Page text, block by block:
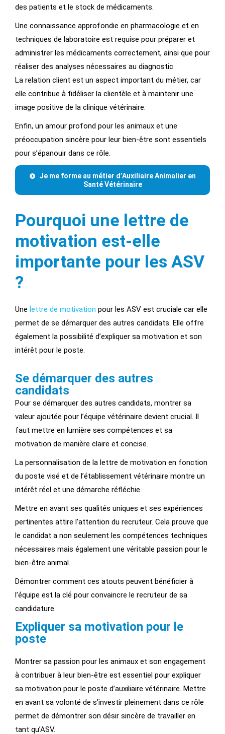
des patients et le stock de médicaments.
Une connaissance approfondie en pharmacologie et en
techniques de laboratoire est requise pour préparer et
administrer les médicaments correctement, ainsi que pour
réaliser des analyses nécessaires au diagnostic.
La relation client est un aspect important du métier, car
elle contribue à fidéliser la clientèle et à maintenir une
image positive de la clinique vétérinaire.
Enfin, un amour profond pour les animaux et une
préoccupation sincère pour leur bien-être sont essentiels
pour s’épanouir dans ce rôle.
Je me forme au métier d’Auxiliaire Animalier en
Santé Vétérinaire
Pourquoi une lettre de
motivation est-elle
importante pour les ASV
?
Une lettre de motivation pour les ASV est cruciale car elle
permet de se démarquer des autres candidats. Elle offre
également la possibilité d’expliquer sa motivation et son
intérêt pour le poste.
Se démarquer des autres
candidats
Pour se démarquer des autres candidats, montrer sa
valeur ajoutée pour l’équipe vétérinaire devient crucial. Il
faut mettre en lumière ses compétences et sa
motivation de manière claire et concise.
La personnalisation de la lettre de motivation en fonction
du poste visé et de l’établissement vétérinaire montre un
intérêt réel et une démarche réfléchie.
Mettre en avant ses qualités uniques et ses expériences
pertinentes attire l’attention du recruteur. Cela prouve que
le candidat a non seulement les compétences techniques
nécessaires mais également une véritable passion pour le
bien-être animal.
Démontrer comment ces atouts peuvent bénéficier à
l’équipe est la clé pour convaincre le recruteur de sa
candidature.
Expliquer sa motivation pour le
poste
Montrer sa passion pour les animaux et son engagement
à contribuer à leur bien-être est essentiel pour expliquer
sa motivation pour le poste d’auxiliaire vétérinaire. Mettre
en avant sa volonté de s’investir pleinement dans ce rôle
permet de démontrer son désir sincère de travailler en
tant qu’ASV.